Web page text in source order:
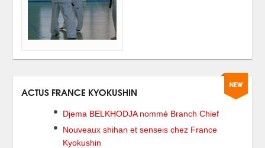
ACTUS FRANCE KYOKUSHIN
Djema BELKHODJA nommé Branch Chief
Nouveaux shihan et senseis chez France
Kyokushin